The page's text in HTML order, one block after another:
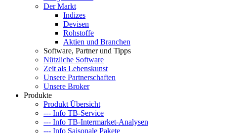
Der Markt
Indizes
Devisen
Rohstoffe
Aktien und Branchen
Software, Partner und Tipps
Nützliche Software
Zeit als Lebenskunst
Unsere Partnerschaften
Unsere Broker
Produkte
Produkt Übersicht
--- Info TB-Service
--- Info TB-Intermarket-Analysen
--- Info Saisonale Pakete